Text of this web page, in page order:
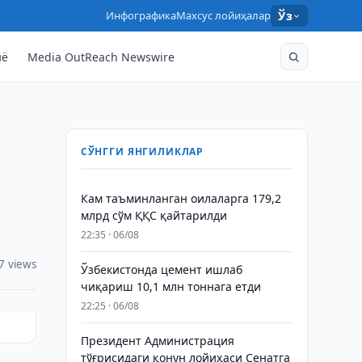
ИнфографикаМахсус лойиҳалар Ўз
Media OutReach Newswire
views
СЎНГГИ ЯНГИЛИКЛАР
Кам таъминланган оилаларга 179,2
млрд сўм ҚҚС қайтарилди
22:35 · 06/08
Ўзбекистонда цемент ишлаб
чиқариш 10,1 млн тоннага етди
22:25 · 06/08
Президент Администрация
тўғрисидаги қонун лойиҳаси Сенатга